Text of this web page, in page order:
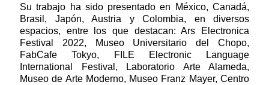
Su trabajo ha sido presentado en México, Canadá,
Brasil, Japón, Austria y Colombia, en diversos
espacios, entre los que destacan: Ars Electronica
Festival 2022, Museo Universitario del Chopo,
FabCafe Tokyo, FILE Electronic Language
International Festival, Laboratorio Arte Alameda,
Museo de Arte Moderno, Museo Franz Mayer, Centro